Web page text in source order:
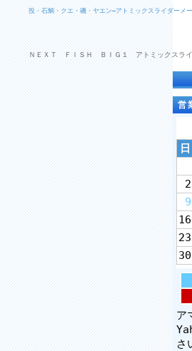
投・石鯛・クエ・磯・ヤエン―アトミックスライダーメ
ＮＥＸＴ ＦＩＳＨ ＢＩＧ１ アトミックスラ
営
日
2
9
16
23
30
ア
さ